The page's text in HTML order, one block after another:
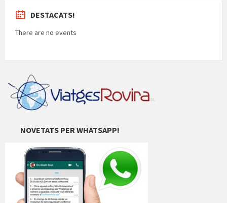
DESTACATS!
There are no events
NOVETATS PER WHATSAPP!